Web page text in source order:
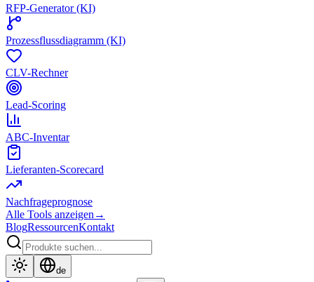
RFP-Generator (KI)
Prozessflussdiagramm (KI)
CLV-Rechner
Lead-Scoring
ABC-Inventar
Lieferanten-Scorecard
Nachfrageprognose
Alle Tools anzeigen →
BlogRessourcenKontakt
de